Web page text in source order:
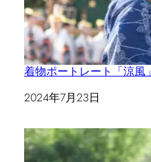
着物ポートレート「涼風」
日付
2024年7月23日